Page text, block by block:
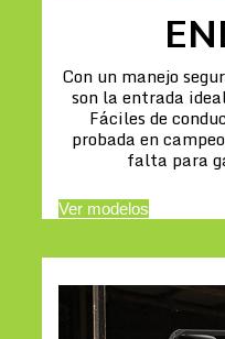
Con un manejo
son la entrada
Fáciles de
probada en
falta para
Ver modelos